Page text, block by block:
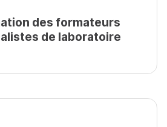
des formateurs
de laboratoire